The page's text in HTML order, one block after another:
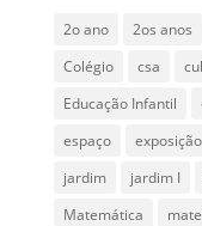
2o ano 2os anos
Colégio
csa
Educação Infantil
espaço
exposição
jardim
jardim I
Matemática